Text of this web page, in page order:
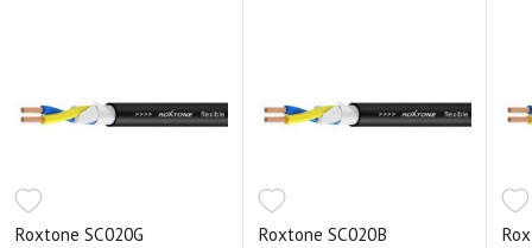
Roxtone SC020G Roxtone SC020B